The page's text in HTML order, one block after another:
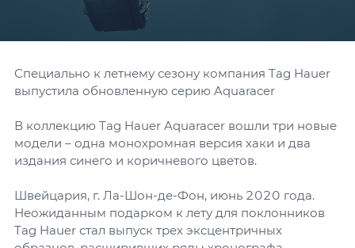
Специально к летнему сезону компания Tag Hauer
выпустила обновленную серию Aquaracer
В коллекцию Tag Hauer Aquaracer вошли три новые
модели – одна монохромная версия хаки и два
издания синего и коричневого цветов.
Швейцария, г. Ла-Шон-де-Фон, июнь 2020 года.
Неожиданным подарком к лету для поклонников
Tag Hauer стал выпуск трех эксцентричных